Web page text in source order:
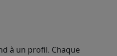
à un profil. Chaque